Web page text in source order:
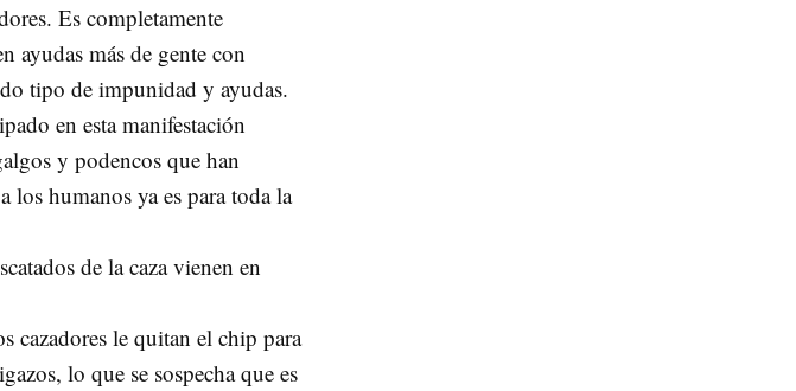
Es completamente
ayudas más de gente con
tipo de impunidad y ayudas.
en esta manifestación
y podencos que han
los humanos ya es para toda la
de la caza vienen en
cazadores le quitan el chip para
lo que se sospecha que es